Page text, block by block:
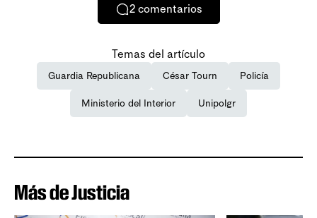
2 comentarios
Temas del artículo
Guardia Republicana César Tourn Policía
Ministerio del Interior Unipolgr
Más de Justicia